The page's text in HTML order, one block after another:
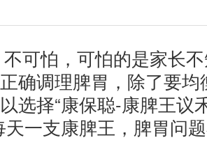
可怕，可怕的是家长
确调理脾胃，除了要
选择“康保聪-康脾王议
天一支康脾王，脾胃问